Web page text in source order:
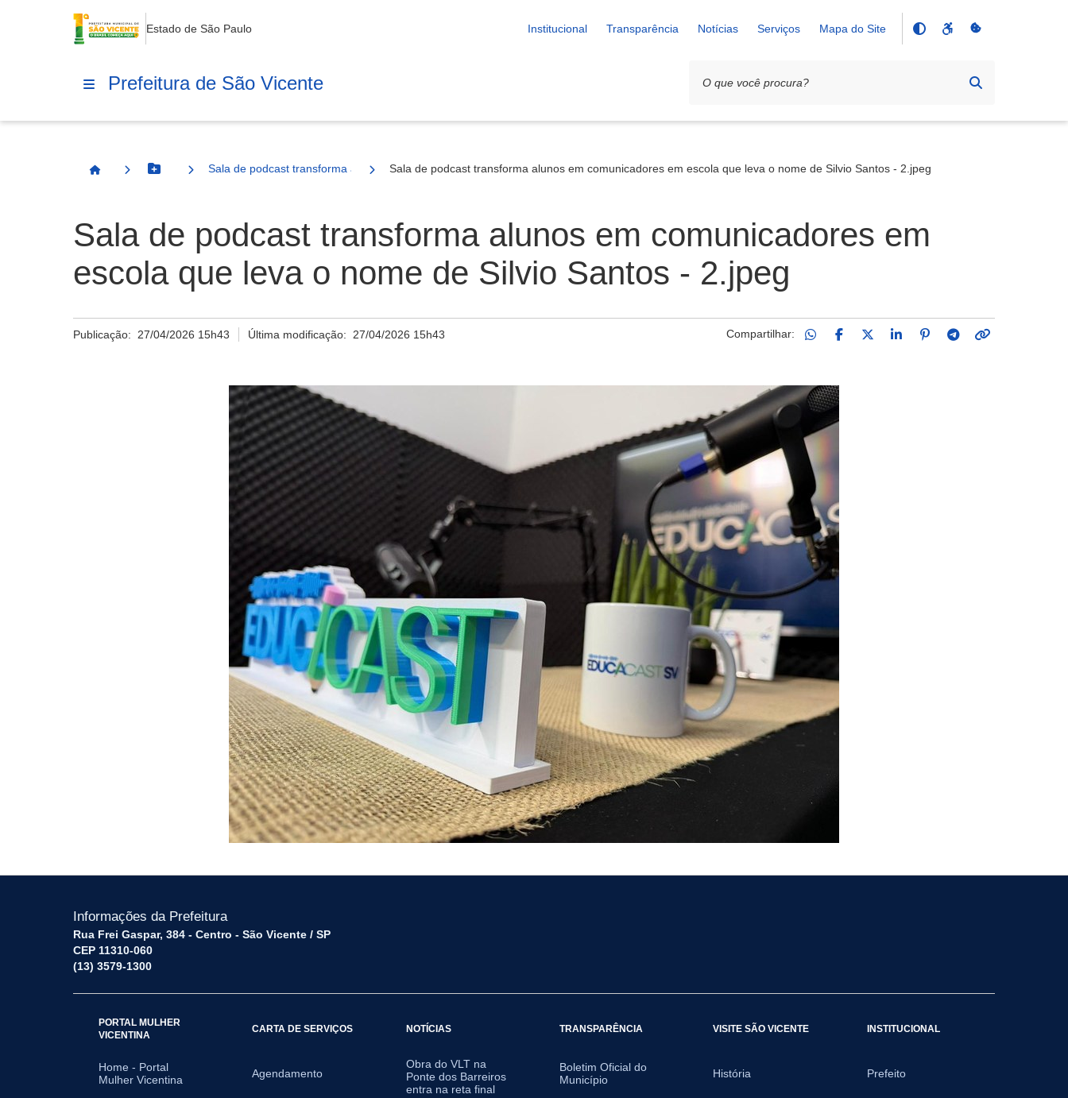
Estado de São Paulo Institucional Transparência Notícias Serviços Mapa do Site
Prefeitura de São Vicente
Página InicialBotão Menu
Sala de podcast transforma alunos em comunicadores em escola que leva o nome de Silvio Santos
Sala de podcast transforma alunos em comunicadores em escola que leva o nome de Silvio Santos - 2.jpeg
Sala de podcast transforma alunos em comunicadores em
escola que leva o nome de Silvio Santos - 2.jpeg
Publicação: 27/04/2026 15h43 Última modificação: 27/04/2026 15h43 Compartilhar:
Informações da Prefeitura
Rua Frei Gaspar, 384 - Centro - São Vicente / SP
CEP 11310-060
(13) 3579-1300
PORTAL MULHER
VICENTINA
Home - Portal
Mulher Vicentina
CARTA DE SERVIÇOS
Agendamento
NOTÍCIAS
Obra do VLT na
Ponte dos Barreiros
entra na reta final
TRANSPARÊNCIA
Boletim Oficial do
Município
VISITE SÃO VICENTE
História
INSTITUCIONAL
Prefeito